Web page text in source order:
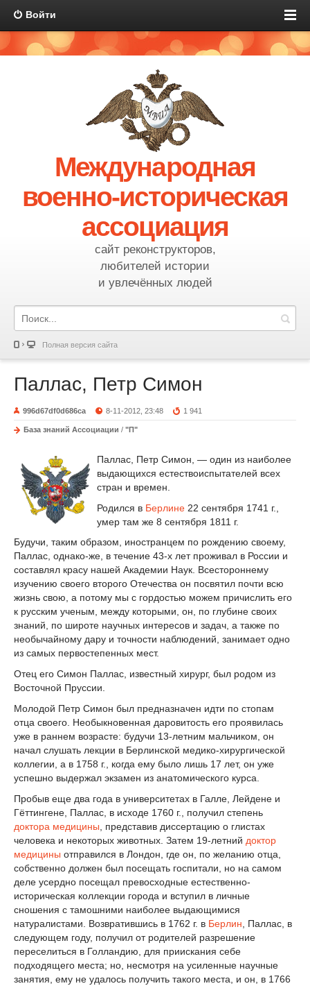
Войти
Международная
военно-историческая
ассоциация
сайт реконструкторов,
любителей истории
и увлечённых людей
Полная версия сайта
Паллас, Петр Симон
996d67df0d686ca 8-11-2012, 23:48 1 941
База знаний Ассоциации / "П"
Паллас, Петр Симон, — один из наиболее
выдающихся естествоиспытателей всех
стран и времен.
Родился в Берлине 22 сентября 1741 г.,
умер там же 8 сентября 1811 г.
Будучи, таким образом, иностранцем по рождению своему,
Паллас, однако-же, в течение 43-х лет проживал в России и
составлял красу нашей Академии Наук. Всестороннему
изучению своего второго Отечества он посвятил почти всю
жизнь свою, а потому мы с гордостью можем причислить его
к русским ученым, между которыми, он, по глубине своих
знаний, по широте научных интересов и задач, а также по
необычайному дару и точности наблюдений, занимает одно
из самых первостепенных мест.
Отец его Симон Паллас, известный хирург, был родом из
Восточной Пруссии.
Молодой Петр Симон был предназначен идти по стопам
отца своего. Необыкновенная даровитость его проявилась
уже в раннем возрасте: будучи 13-летним мальчиком, он
начал слушать лекции в Берлинской медико-хирургической
коллегии, а в 1758 г., когда ему было лишь 17 лет, он уже
успешно выдержал экзамен из анатомического курса.
Пробыв еще два года в университетах в Галле, Лейдене и
Гёттингене, Паллас, в исходе 1760 г., получил степень
доктора медицины , представив диссертацию о глистах
человека и некоторых животных. Затем 19-летний доктор
медицины отправился в Лондон, где он, по желанию отца,
собственно должен был посещать госпитали, но на самом
деле усердно посещал превосходные естественно-
историческая коллекции города и вступил в личные
сношения с тамошними наиболее выдающимися
натуралистами. Возвратившись в 1762 г. в Берлин , Паллас, в
следующем году, получил от родителей разрешение
переселиться в Голландию, для приискания себе
подходящего места; но, несмотря на усиленные научные
занятия, ему не удалось получить такого места, и он, в 1766